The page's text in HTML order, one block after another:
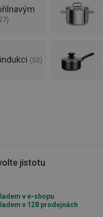
)
(50)
jistotu
v e-shopu
v 128 prodejnách